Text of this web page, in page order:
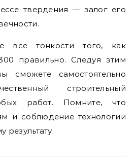
твердения — залог его
все тонкости того, как
правильно. Следуя этим
сможете самостоятельно
строительный
работ. Помните, что
и соблюдение технологии